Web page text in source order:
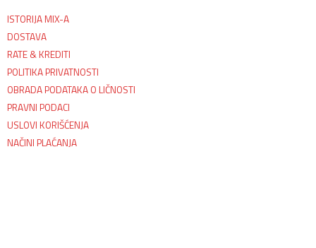
ISTORIJA MIX-A
DOSTAVA
RATE & KREDITI
POLITIKA PRIVATNOSTI
OBRADA PODATAKA O LIČNOSTI
PRAVNI PODACI
USLOVI KORIŠĆENJA
NAČINI PLAĆANJA